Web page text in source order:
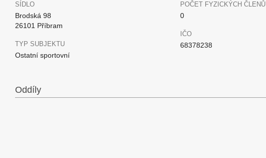
SÍDLO
Brodská 98
26101 Příbram
TYP SUBJEKTU
Ostatní sportovní
POČET FYZICKÝCH ČLENŮ
0
IČO
68378238
Oddíly